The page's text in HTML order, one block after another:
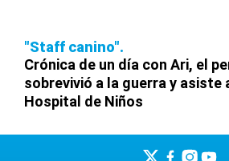
"Staff canino"
Crónica de un día con Ari, el
sobrevivió a la guerra y asiste
Hospital de Niños